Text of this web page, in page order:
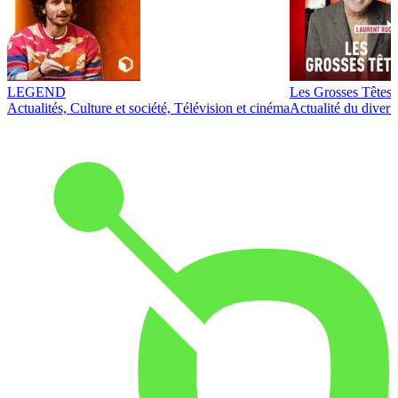
LEGEND
Actualités, Culture et société, Télévision et cinéma
Les Grosses Têtes
Actualité du